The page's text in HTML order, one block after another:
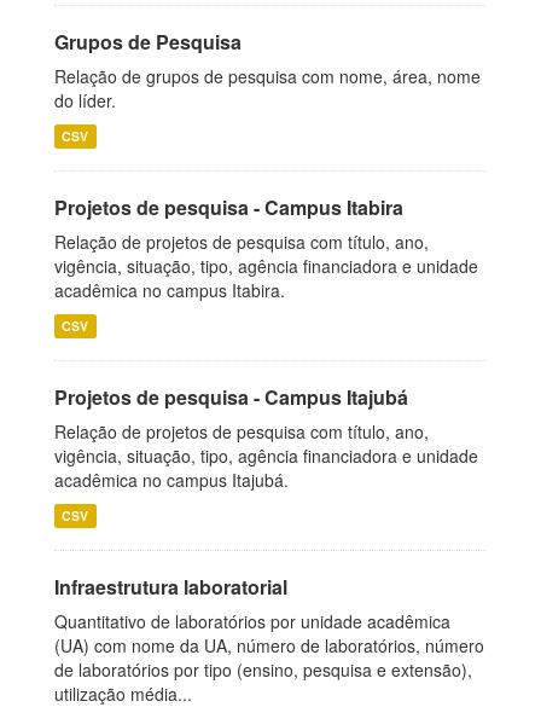
Grupos de Pesquisa
Relação de grupos de pesquisa com nome, área, nome
do líder.
CSV
Projetos de pesquisa - Campus Itabira
Relação de projetos de pesquisa com título, ano,
vigência, situação, tipo, agência financiadora e unidade
acadêmica no campus Itabira.
CSV
Projetos de pesquisa - Campus Itajubá
Relação de projetos de pesquisa com título, ano,
vigência, situação, tipo, agência financiadora e unidade
acadêmica no campus Itajubá.
CSV
Infraestrutura laboratorial
Quantitativo de laboratórios por unidade acadêmica
(UA) com nome da UA, número de laboratórios, número
de laboratórios por tipo (ensino, pesquisa e extensão),
utilização média...